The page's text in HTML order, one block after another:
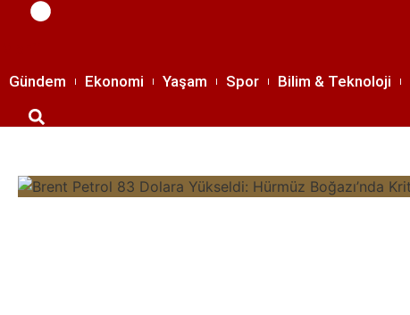
Gündem Ekonomi Yaşam Spor Bilim & Teknoloji